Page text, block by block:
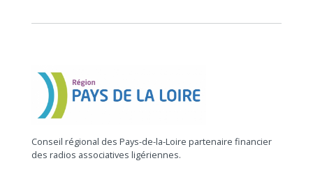
Conseil régional des Pays-de-la-Loire partenaire financier
des radios associatives ligériennes.